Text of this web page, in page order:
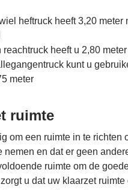
heftruck heeft 3,20 meter
reachtruck heeft u 2,80
kunt u
meter
ruimte
om een ruimte in te richten
nemen en dat er geen
ruimte om de
u dat uw klaarzet